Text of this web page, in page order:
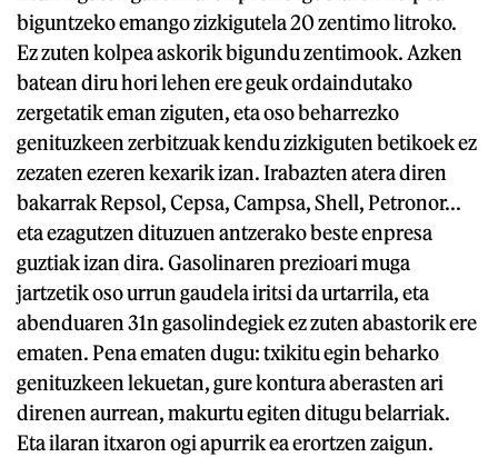
biguntzeko emango zizkigutela 20 zentimo litroko.
Ez zuten kolpea askorik bigundu zentimook. Azken
batean diru hori lehen ere geuk ordaindutako
zergetatik eman ziguten, eta oso beharrezko
genituzkeen zerbitzuak kendu zizkiguten betikoek ez
zezaten ezeren kexarik izan. Irabazten atera diren
bakarrak Repsol, Cepsa, Campsa, Shell, Petronor...
eta ezagutzen dituzuen antzerako beste enpresa
guztiak izan dira. Gasolinaren prezioari muga
jartzetik oso urrun gaudela iritsi da urtarrila, eta
abenduaren 31n gasolindegiek ez zuten abastorik ere
ematen. Pena ematen dugu: txikitu egin beharko
genituzkeen lekuetan, gure kontura aberasten ari
direnen aurrean, makurtu egiten ditugu belarriak.
Eta ilaran itxaron ogi apurrik ea erortzen zaigun.